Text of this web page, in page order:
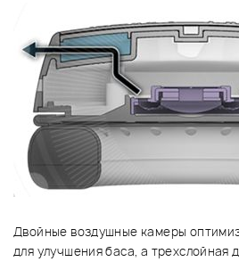
Двойные воздушные камеры
для улучшения баса, a